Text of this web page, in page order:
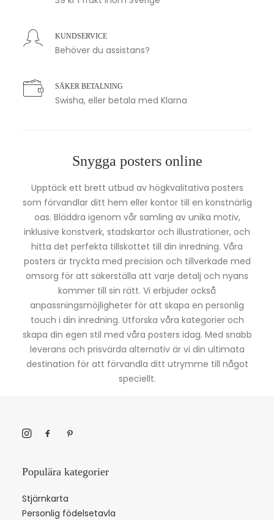
KUNDSERVICE
Behöver du assistans?
SÄKER BETALNING
Swisha, eller betala med Klarna
Snygga posters online
Upptäck ett brett utbud av högkvalitativa posters
som förvandlar ditt hem eller kontor till en konstnärlig
oas. Bläddra igenom vår samling av unika motiv,
inklusive konstverk, stadskartor och illustrationer, och
hitta det perfekta tillskottet till din inredning. Våra
posters är tryckta med precision och tillverkade med
omsorg för att säkerställa att varje detalj och nyans
kommer till sin rätt. Vi erbjuder också
anpassningsmöjligheter för att skapa en personlig
touch i din inredning. Utforska våra kategorier och
skapa din egen stil med våra posters idag. Med snabb
leverans och prisvärda alternativ är vi din ultimata
destination för att förvandla ditt utrymme till något
speciellt.
Populära kategorier
Stjärnkarta
Personlig födelsetavla